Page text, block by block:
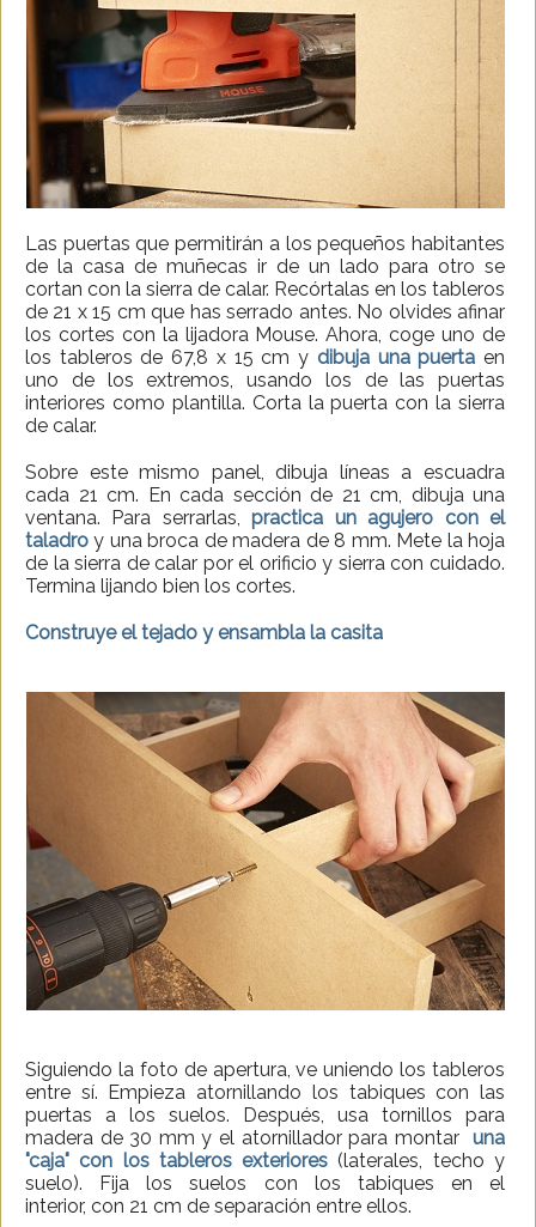
Las puertas que permitirán a los pequeños habitantes
de la casa de muñecas ir de un lado para otro se
cortan con la sierra de calar. Recórtalas en los tableros
de 21 x 15 cm que has serrado antes. No olvides afinar
los cortes con la lijadora Mouse. Ahora, coge uno de
los tableros de 67,8 x 15 cm y dibuja una puerta en
uno de los extremos, usando los de las puertas
interiores como plantilla. Corta la puerta con la sierra
de calar.
Sobre este mismo panel, dibuja líneas a escuadra
cada 21 cm. En cada sección de 21 cm, dibuja una
ventana. Para serrarlas,practica un agujero con el
taladro y una broca de madera de 8 mm. Mete la hoja
de la sierra de calar por el orificio y sierra con cuidado.
Termina lijando bien los cortes.
Construye el tejado y ensambla la casita
Siguiendo la foto de apertura, ve uniendo los tableros
entre sí. Empieza atornillando los tabiques con las
puertas a los suelos. Después, usa tornillos para
madera de 30 mm y el atornillador para montar una
"caja" con los tableros exteriores (laterales, techo y
suelo). Fija los suelos con los tabiques en el
interior, con 21 cm de separación entre ellos.